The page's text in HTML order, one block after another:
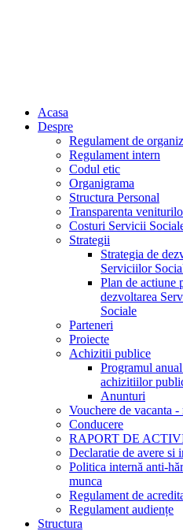
Acasa
Despre
Regulament de
Regulament intern
Codul etic
Organigrama
Structura Personal
Transparenta
Costuri Servicii
Strategii
Strategia de
Serviciilor
Plan de actiune
dezvoltarea
Sociale
Parteneri
Proiecte
Achizitii publice
Programul
achizitiilor
Anunturi
Vouchere de vacanta -
Conducere
RAPORT DE
Declaratie de avere si
Politica internă anti-
munca
Regulament de
Regulament audiențe
Structura